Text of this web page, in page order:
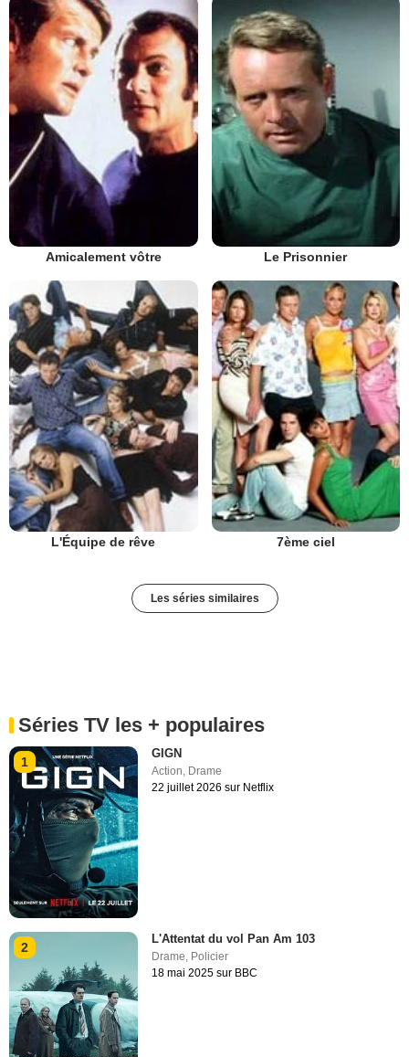
Amicalement vôtre Le Prisonnier
L'Équipe de rêve 7ème ciel
Les séries similaires
Séries TV les + populaires
1
GIGN
Action, Drame
22 juillet 2026 sur Netflix
2
L'Attentat du vol Pan Am 103
Drame, Policier
18 mai 2025 sur BBC